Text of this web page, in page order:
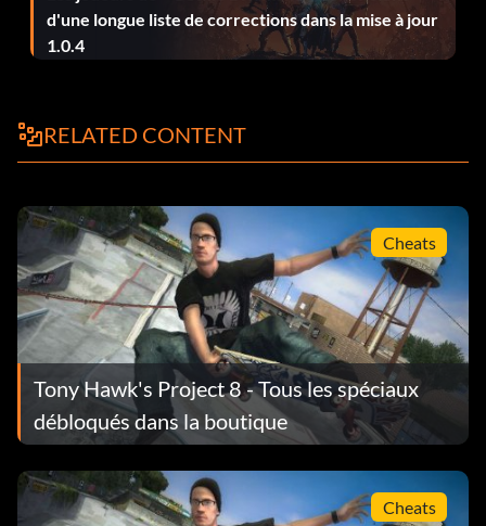
Enter yougotitall as a code to unlock. Note: This does not
include decks or pro tricks.
Entrez le code « needaride ». Tous les decks, à l'exception du
gratuits.
Inkblot deck:
Entrez « birdhouse » comme code.
d'une longue liste de corrections dans la mise à jour
1.0.4
RELATED CONTENT
Cheats
Tony Hawk's Project 8 - Tous les spéciaux
débloqués dans la boutique
Cheats